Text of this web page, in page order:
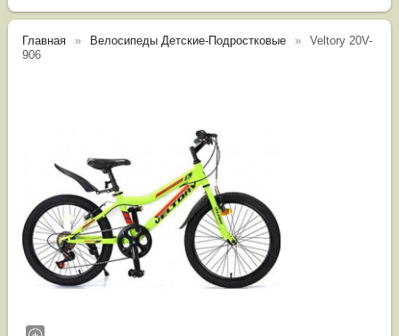
Главная Велосипеды Детские-Подростковые
Veltory 20V-
906